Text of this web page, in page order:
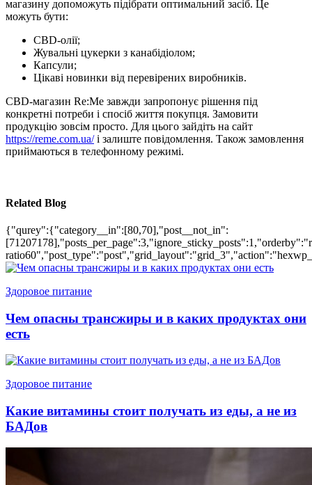
магазину допоможуть підібрати оптимальний засіб. Це
можуть бути:
CBD-олії;
Жувальні цукерки з канабідіолом;
Капсули;
Цікаві новинки від перевірених виробників.
CBD-магазин Re:Me завжди запропонує рішення під
конкретні потреби і спосіб життя покупця. Замовити
продукцію зовсім просто. Для цього зайдіть на сайт
https://reme.com.ua/і залиште повідомлення. Також замовлення
приймаються в телефонному режимі.
Related Blog
{"qurey":{"category__in":[80,70],"post__not_in":
Здоровое питание
Чем опасны трансжиры и в каких продуктах они
есть
Здоровое питание
Какие витамины стоит получать из еды, а не из
БАДов